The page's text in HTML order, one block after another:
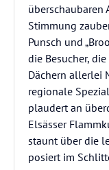
überschaubaren
Stimmung
Punsch und
die Besucher,
Dächern allerlei
regionale
plaudert an
Elsässer
staunt über die
posiert im